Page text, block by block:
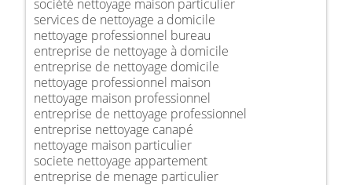
société nettoyage maison particulier
services de nettoyage a domicile
nettoyage professionnel bureau
entreprise de nettoyage à domicile
entreprise de nettoyage domicile
nettoyage professionnel maison
nettoyage maison professionnel
entreprise de nettoyage professionnel
entreprise nettoyage canapé
nettoyage maison particulier
societe nettoyage appartement
entreprise de menage particulier